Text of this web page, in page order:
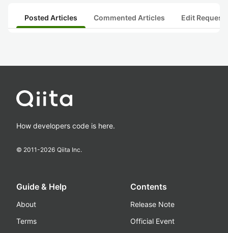
Posted Articles Commented Articles Edit
How developers code is here.
© 2011-2026 Qiita Inc.
Guide & Help
About
Terms
Contents
Release Note
Official Event